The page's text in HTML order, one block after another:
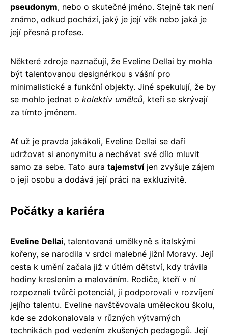
pseudonym, nebo o skutečné jméno. Stejně tak není
známo, odkud pochází, jaký je její věk nebo jaká je
její přesná profese.
Některé zdroje naznačují, že Eveline Dellai by mohla
být talentovanou designérkou s vášní pro
minimalistické a funkční objekty. Jiné spekulují, že by
se mohlo jednat o kolektiv umělců, kteří se skrývají
za tímto jménem.
Ať už je pravda jakákoli, Eveline Dellai se daří
udržovat si anonymitu a nechávat své dílo mluvit
samo za sebe. Tato aura tajemstvíjen zvyšuje zájem
o její osobu a dodává její práci na exkluzivitě.
Počátky a kariéra
Eveline Dellai, talentovaná umělkyně s italskými
kořeny, se narodila v srdci malebné jižní Moravy. Její
cesta k umění začala již v útlém dětství, kdy trávila
hodiny kreslením a malováním. Rodiče, kteří v ní
rozpoznali tvůrčí potenciál, ji podporovali v rozvíjení
jejího talentu. Eveline navštěvovala uměleckou školu,
kde se zdokonalovala v různých výtvarných
technikách pod vedením zkušených pedagogů. Její